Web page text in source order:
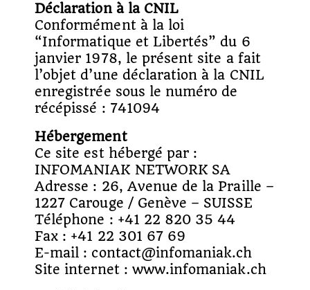
Déclaration à la CNIL
Conformément à la loi
“Informatique et Libertés” du 6
janvier 1978, le présent site a fait
l’objet d’une déclaration à la CNIL
enregistrée sous le numéro de
récépissé : 741094
Hébergement
Ce site est hébergé par :
INFOMANIAK NETWORK SA
Adresse : 26, Avenue de la Praille –
1227 Carouge / Genève – SUISSE
Téléphone : +41 22 820 35 44
Fax : +41 22 301 67 69
E-mail : contact@infomaniak.ch
Site internet : www.infomaniak.ch